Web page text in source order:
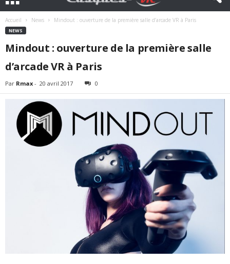
Accueil News Mindout : ouverture de la première salle d’arcade VR à Paris
NEWS
Mindout : ouverture de la première salle
d’arcade VR à Paris
Par Rmax - 20 avril 2017 0